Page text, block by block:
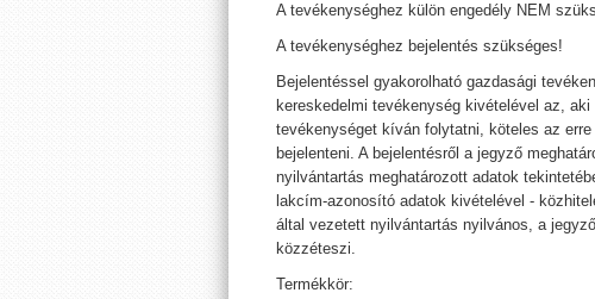
A tevékenységhez külön engedély NEM
A tevékenységhez bejelentés szükséges!
Bejelentéssel gyakorolható gazdasági
kereskedelmi tevékenység kivételével az,
tevékenységet kíván folytatni, köteles az
bejelenteni. A bejelentésről a jegyző
nyilvántartás meghatározott adatok
lakcím-azonosító adatok kivételével -
által vezetett nyilvántartás nyilvános, a
közzéteszi.
Termékkör: